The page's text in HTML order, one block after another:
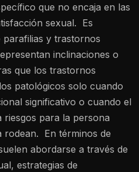
que no encaja en las
sexual. Es
y trastornos
inclinaciones o
que los trastornos
patológicos solo cuando
significativo o cuando el
para la persona
rodean. En términos de
abordarse a través de
estrategias de